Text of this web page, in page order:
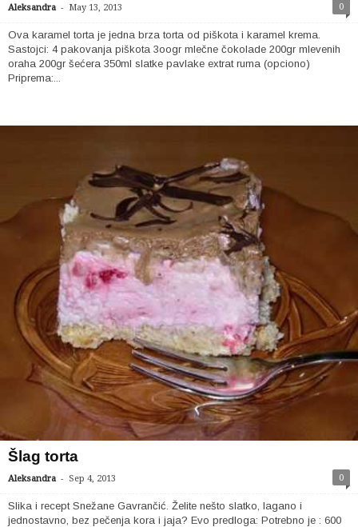
Aleksandra - May 13, 2013 0
Ova karamel torta je jedna brza torta od piškota i karamel krema.
Sastojci: 4 pakovanja piškota 3oogr mlečne čokolade 200gr mlevenih
oraha 200gr šećera 350ml slatke pavlake extrat ruma (opciono)
Priprema:...
Šlag torta
Aleksandra - Sep 4, 2013 0
Slika i recept Snežane Gavrančić. Želite nešto slatko, lagano i
jednostavno, bez pečenja kora i jaja? Evo predloga: Potrebno je : 600